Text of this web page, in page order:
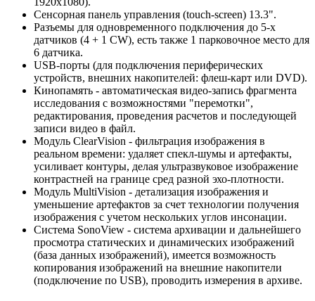
Сенсорная панель управления (touch-screen) 13.3".
Разъемы для одновременного подключения до 5-х
датчиков (4 + 1 CW), есть также 1 парковочное место для
6 датчика.
USB-порты (для подключения периферических
устройств, внешних накопителей: флеш-карт или DVD).
Кинопамять - автоматическая видео-запись фрагмента
исследования с возможностями "перемотки",
редактирования, проведения расчетов и последующей
записи видео в файл.
Модуль ClearVision - фильтрация изображения в
реальном времени: удаляет спекл-шумы и артефакты,
усиливает контуры, делая ультразвуковое изображение
контрастней на границе сред разной эхо-плотности.
Модуль MultiVision - детализация изображения и
уменьшение артефактов за счет технологии получения
изображения с учетом нескольких углов инсонации.
Система SonoView - система архивации и дальнейшего
просмотра статических и динамических изображений
(база данных изображений), имеется возможность
копирования изображений на внешние накопители
(подключение по USB), проводить измерения в архиве.